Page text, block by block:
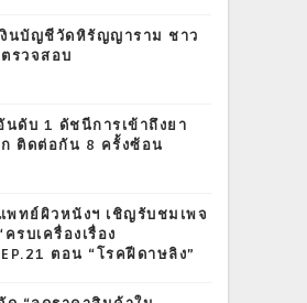
งินบัญชีวัดหิรัญญาราม ชาว
รวจสอบ
นดับ 1 ดัชนีการเข้าถึงยา
ติดต่อกัน 8 ครั้งซ้อน
ทย์ผิวหนังฯ เชิญรับชมเพจ
รบเครื่องเรื่อง
ตอน “โรคฝีดาษลิง”